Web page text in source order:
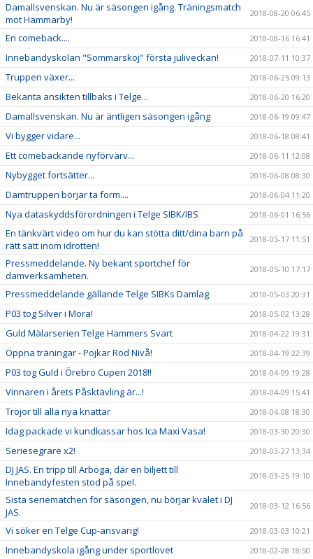
Damallsvenskan. Nu är säsongen igång. Träningsmatch
mot Hammarby!
2018-08-20 06:45
En comeback.... 2018-08-16 16:41
Innebandyskolan "Sommarskoj" första juliveckan! 2018-07-11 10:37
Truppen växer... 2018-06-25 09:13
Bekanta ansikten tillbaks i Telge... 2018-06-20 16:20
Damallsvenskan. Nu är äntligen säsongen igång 2018-06-19 09:47
Vi bygger vidare... 2018-06-18 08:41
Ett comebackande nyförvärv... 2018-06-11 12:08
Nybygget fortsätter... 2018-06-08 08:30
Damtruppen börjar ta form.... 2018-06-04 11:20
Nya dataskyddsförordningen i Telge SIBK/IBS 2018-06-01 16:56
En tänkvärt video om hur du kan stötta ditt/dina barn på
rätt sätt inom idrotten!
2018-05-17 11:51
Pressmeddelande. Ny bekant sportchef för
damverksamheten.
2018-05-10 17:17
Pressmeddelande gällande Telge SIBKs Damlag 2018-05-03 20:31
P03 tog Silver i Mora! 2018-05-02 13:28
Guld Mälarserien Telge Hammers Svart 2018-04-22 19:31
Öppna träningar - Pojkar Röd Nivå! 2018-04-19 22:39
P03 tog Guld i Örebro Cupen 2018!! 2018-04-09 19:28
Vinnaren i årets Påsktävling är...! 2018-04-09 15:41
Tröjor till alla nya knattar 2018-04-08 18:30
Idag packade vi kundkassar hos Ica Maxi Vasa! 2018-03-30 20:30
Seriesegrare x2! 2018-03-27 13:34
DJ JAS. En tripp till Arboga, där en biljett till
Innebandyfesten stod på spel.
2018-03-25 19:10
Sista seriematchen för säsongen, nu börjar kvalet i DJ
JAS.
2018-03-12 16:56
Vi söker en Telge Cup-ansvarig! 2018-03-03 10:21
Innebandyskola igång under sportlovet 2018-02-28 18:50